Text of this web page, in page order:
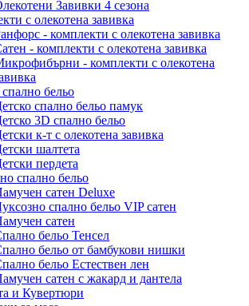
Завивки 4 сезона
с олекотена завивка
- комплекти с олекотена завивка
- комплекти с олекотена завивка
- комплекти с олекотена
бельо
спално бельо памук
3D спално бельо
к-т с олекотена завивка
шалтета
пердета
спално бельо
сатен Deluxe
спално бельо VIP сатен
сатен
бельо Тенсел
бельо от бамбукови нишки
бельо Естествен лен
сатен с жакард и дантела
и Кувертюри